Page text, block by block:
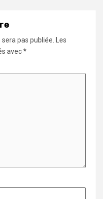
pas publiée.
Les
avec*